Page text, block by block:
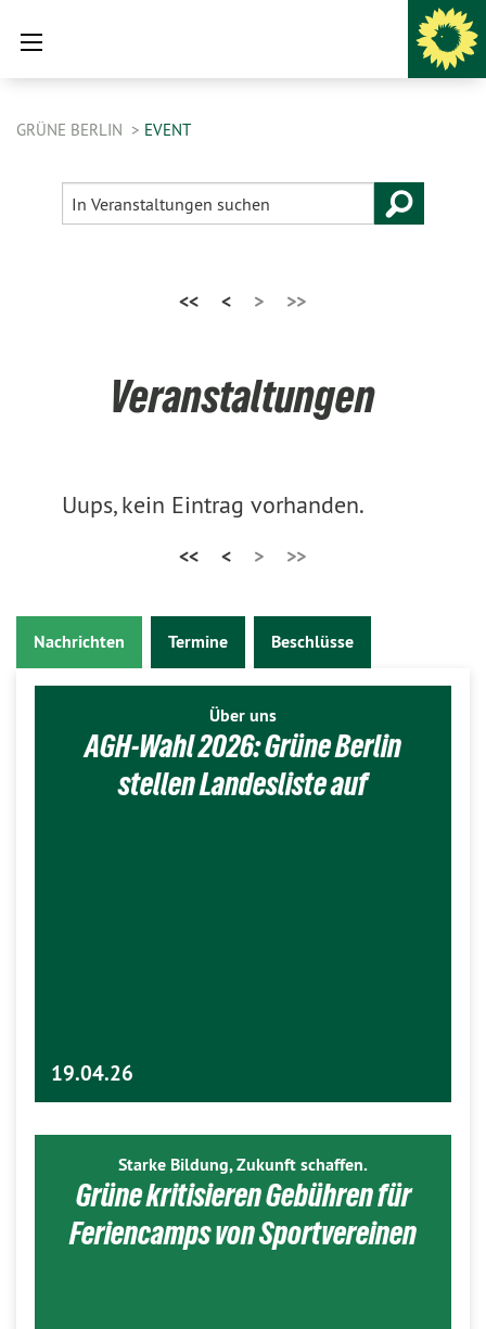
GRÜNE BERLIN EVENT
<< < > >>
Veranstaltungen
Uups, kein Eintrag vorhanden.
<< < > >>
Nachrichten Termine Beschlüsse
Über uns
AGH-Wahl 2026: Grüne Berlin
stellen Landesliste auf
19.04.26
Starke Bildung, Zukunft schaffen.
Grüne kritisieren Gebühren für
Feriencamps von Sportvereinen